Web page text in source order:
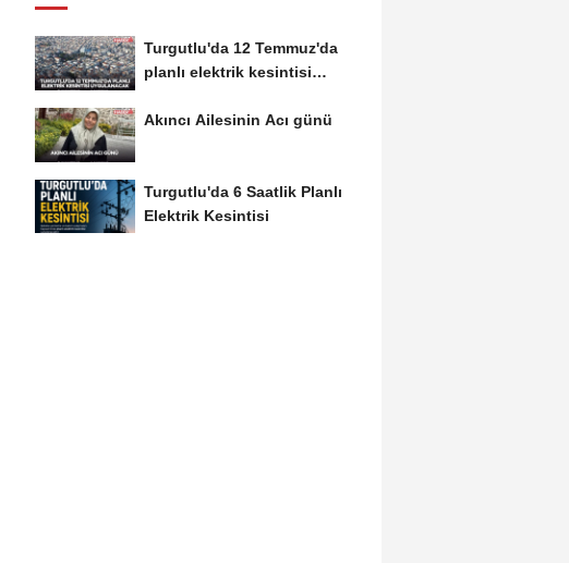
Turgutlu'da 12 Temmuz'da
planlı elektrik kesintisi
Akıncı Ailesinin Acı günü
Turgutlu'da 6 Saatlik Planlı
Elektrik Kesintisi